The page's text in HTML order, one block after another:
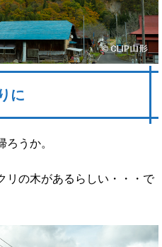
に
ろうか。
リの木があるらしい・・・で